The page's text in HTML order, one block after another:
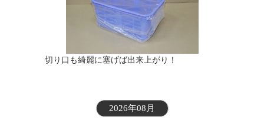
切り口も綺麗に塞げば出来上がり！
2026年08月